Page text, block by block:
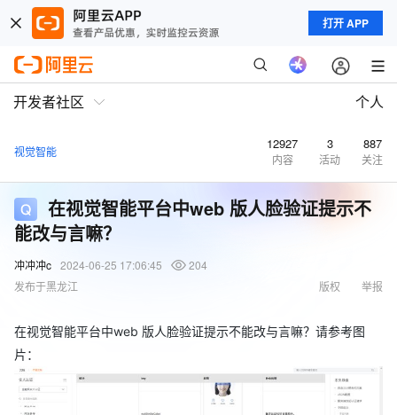
打开 APP
开发者社区 个人
视觉智能 12927
内容
3
活动
887
关注
在视觉智能平台中web 版人脸验证提示不
能改与言嘛？
冲冲冲c 2024-06-25 17:06:45
204
发布于黑龙江
举报
版权
在视觉智能平台中web 版人脸验证提示不能改与言嘛？请参考图
片：